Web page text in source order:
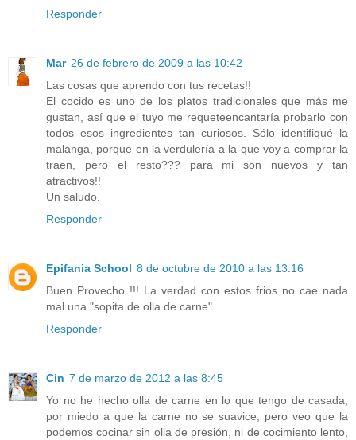
Responder
Mar 26 de febrero de 2009 a las 10:42
Las cosas que aprendo con tus recetas!!
El cocido es uno de los platos tradicionales que más me
gustan, así que el tuyo me requeteencantaría probarlo con
todos esos ingredientes tan curiosos. Sólo identifiqué la
malanga, porque en la verdulería a la que voy a comprar la
traen, pero el resto??? para mi son nuevos y tan
atractivos!!
Un saludo.
Responder
Epifania School 8 de octubre de 2010 a las 13:16
Buen Provecho !!! La verdad con estos frios no cae nada
mal una "sopita de olla de carne"
Responder
Cin 7 de marzo de 2012 a las 8:45
Yo no he hecho olla de carne en lo que tengo de casada,
por miedo a que la carne no se suavice, pero veo que la
podemos cocinar sin olla de presión, ni de cocimiento lento,